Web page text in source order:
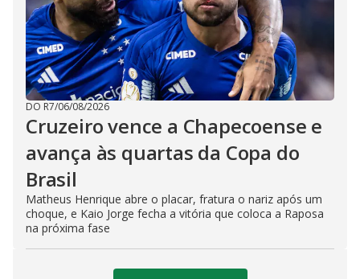
DO R7/06/08/2026
Cruzeiro vence a Chapecoense e
avança às quartas da Copa do
Brasil
Matheus Henrique abre o placar, fratura o nariz após um
choque, e Kaio Jorge fecha a vitória que coloca a Raposa
na próxima fase